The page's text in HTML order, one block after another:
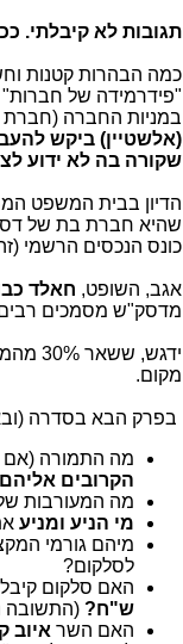
תגובות לא קיבלתי.
כמה הבהרות קטנות
"פידרמידה של
במניות החברה (חברת סלקום נסחרת
(אלשטיין) ביקש
שקורה בה לא ידוע
כונס הנכסים הרשמי
אגב, השופט, חאלד
מדסק"ש מסמכים רבים
מקום.
בפרק הבא בסדרה
מה התמורה (אם
הקרובים
מה המעורבות
מי הניע ומניע
מיהם גורמי
לסלקום?
האם סלקום
ש"ח? (התשובה
האם השר איוב